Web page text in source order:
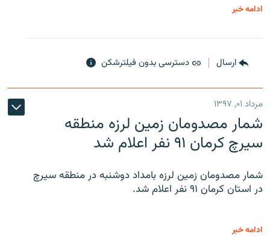
ادامه خبر
ارسال دسترسی بدون فیلترشکن
مرداد ۰۱, ۱۳۹۷
شمار مصدومان زمین لرزه منطقه
سیرچ کرمان ۹۱ نفر اعلام شد
شمار مصدومان زمین لرزه بامداد دوشنبه در منطقه سیرچ
در استان کرمان ۹۱ نفر اعلام شد.
ادامه خبر